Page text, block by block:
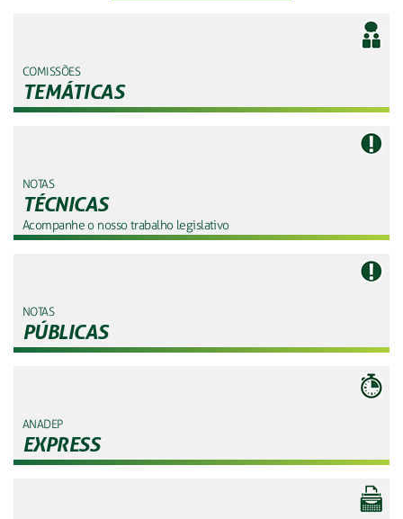
COMISSÕES
TEMÁTICAS
NOTAS
TÉCNICAS
Acompanhe o nosso trabalho legislativo
NOTAS
PÚBLICAS
ANADEP
EXPRESS